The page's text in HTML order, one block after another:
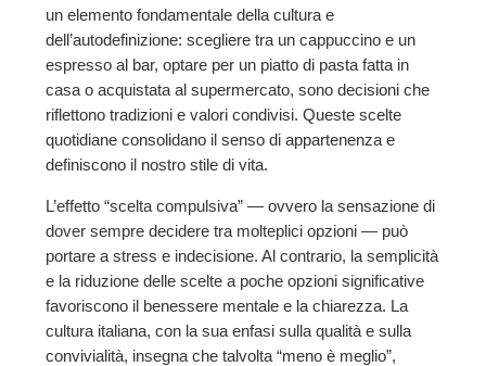
un elemento fondamentale della cultura e
dell’autodefinizione: scegliere tra un cappuccino e un
espresso al bar, optare per un piatto di pasta fatta in
casa o acquistata al supermercato, sono decisioni che
riflettono tradizioni e valori condivisi. Queste scelte
quotidiane consolidano il senso di appartenenza e
definiscono il nostro stile di vita.
L’effetto “scelta compulsiva” — ovvero la sensazione di
dover sempre decidere tra molteplici opzioni — può
portare a stress e indecisione. Al contrario, la semplicità
e la riduzione delle scelte a poche opzioni significative
favoriscono il benessere mentale e la chiarezza. La
cultura italiana, con la sua enfasi sulla qualità e sulla
convivialità, insegna che talvolta “meno è meglio”,